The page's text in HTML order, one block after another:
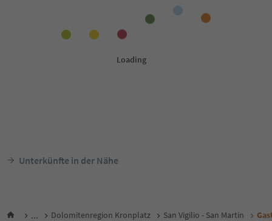
Unterkünfte in der Nähe
... Dolomitenregion Kronplatz San Vigilio - San Martin